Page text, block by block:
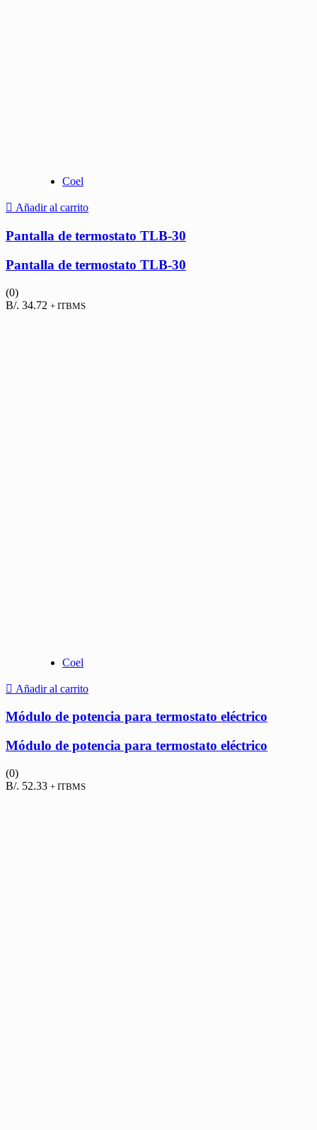
Coel
Añadir al carrito
Pantalla de termostato TLB-30
Pantalla de termostato TLB-30
(0)
B/. 34.72 + ITBMS
Coel
Añadir al carrito
Módulo de potencia para termostato eléctrico
Módulo de potencia para termostato eléctrico
(0)
B/. 52.33 + ITBMS